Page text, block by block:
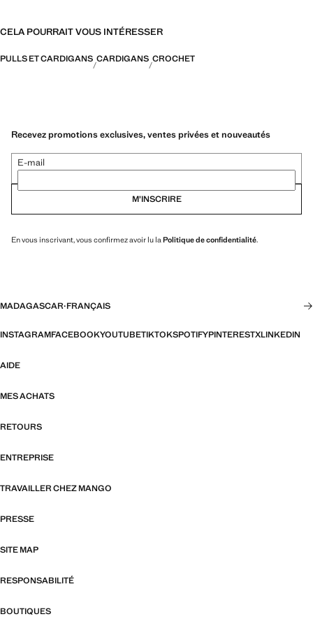
CELA POURRAIT VOUS INTÉRESSER
PULLS ET CARDIGANS CARDIGANS CROCHET
Recevez promotions exclusives, ventes privées et nouveautés
E-mail
M’INSCRIRE
En vous inscrivant, vous confirmez avoir lu la Politique de confidentialité.
MADAGASCAR·FRANÇAIS
INSTAGRAMFACEBOOKYOUTUBETIKTOKSPOTIFYPINTERESTXLINKEDIN
AIDE
MES ACHATS
RETOURS
ENTREPRISE
TRAVAILLER CHEZ MANGO
PRESSE
SITE MAP
RESPONSABILITÉ
BOUTIQUES